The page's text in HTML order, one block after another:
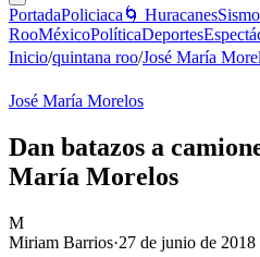
PortadaPoliciaca 🌀 Huracanes
RooMéxicoPolíticaDeportes
Inicio/quintana roo/José María
José María Morelos
Dan batazos a
María Morelos
M
Miriam Barrios·27 de junio de 2018